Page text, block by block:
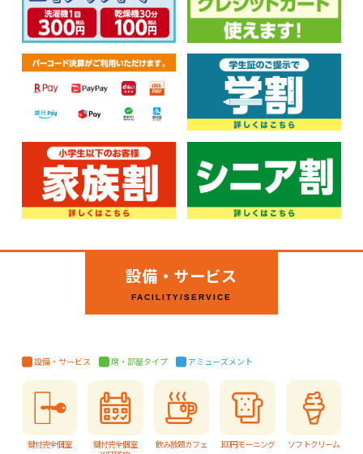
設備・サービス
FACILITY/SERVICE
設備・サービス 席・部屋タイプ アミューズメント
鍵付完全個室
鍵付完全個室
飲み放題カフェ 100円モーニング ソフトクリーム